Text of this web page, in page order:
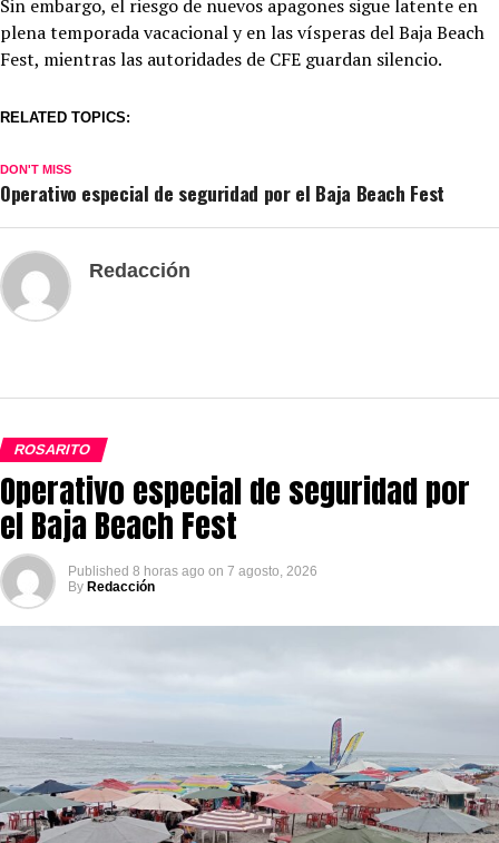
Sin embargo, el riesgo de nuevos apagones sigue latente en
plena temporada vacacional y en las vísperas del Baja Beach
Fest, mientras las autoridades de CFE guardan silencio.
RELATED TOPICS:
DON'T MISS
Operativo especial de seguridad por el Baja Beach Fest
Redacción
ROSARITO
Operativo especial de seguridad por
el Baja Beach Fest
Published 8 horas ago on 7 agosto, 2026
By Redacción